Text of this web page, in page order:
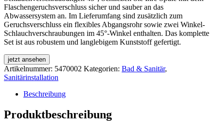
Flaschengeruchsverschluss sicher und sauber an das
Abwassersystem an. Im Lieferumfang sind zusätzlich zum
Geruchsverschluss ein flexibles Abgangsrohr sowie zwei Winkel-
Schlauchverschraubungen im 45°-Winkel enthalten. Das komplette
Set ist aus robustem und langlebigem Kunststoff gefertigt.
jetzt ansehen
Artikelnummer: 5470002 Kategorien: Bad & Sanitär,
Sanitärinstallation
Beschreibung
Produktbeschreibung